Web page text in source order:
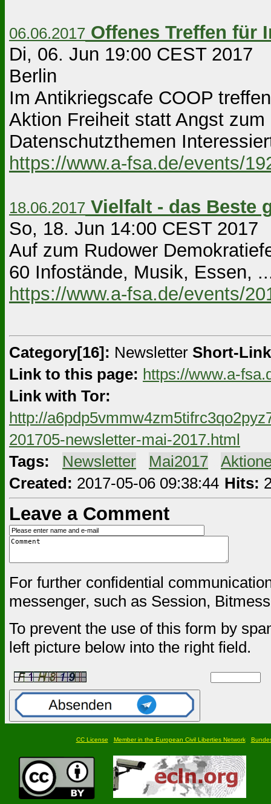
06.06.2017 Offenes Treffen für
Di, 06. Jun 19:00 CEST 2017
Berlin
Im Antikriegscafe COOP
Aktion Freiheit statt Angst
Datenschutzthemen
https://www.a-fsa.de/events/
18.06.2017 Vielfalt - das Beste
So, 18. Jun 14:00 CEST
Auf zum Rudower
60 Infostände, Musik, Essen,
https://www.a-fsa.de/events/
Category[16]: Newsletter Short-
Link to this page: https://www.a-
Link with Tor:
http://
201705-newsletter-mai-2017.html
Tags:
Newsletter Mai2017
Created: 2017-05-06 09:38:44 Hits:
Leave a Comment
For further confidential
messenger, such as Session,
To prevent the use of this form by
left picture below into the right field.
CC License Member in the European Civil Liberties Network